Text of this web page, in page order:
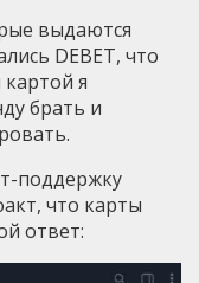
выдаются
DEBET, что
я
брать и
поддержку
что карты
ответ: